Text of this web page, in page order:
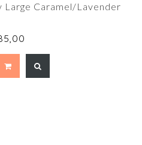
Large Caramel/Lavender